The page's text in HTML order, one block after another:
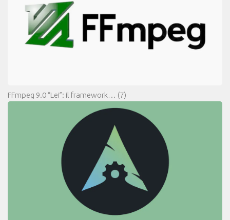
FFmpeg 9.0 “Lei”: il framework… (7)